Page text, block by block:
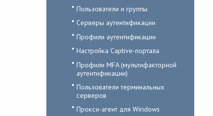
Пользователи и группы
Серверы аутентификации
Профили аутентификации
Настройка Captive-портала
Профили MFA (мультифакторной
аутентификации)
Пользователи терминальных
серверов
Прокси-агент для Windows